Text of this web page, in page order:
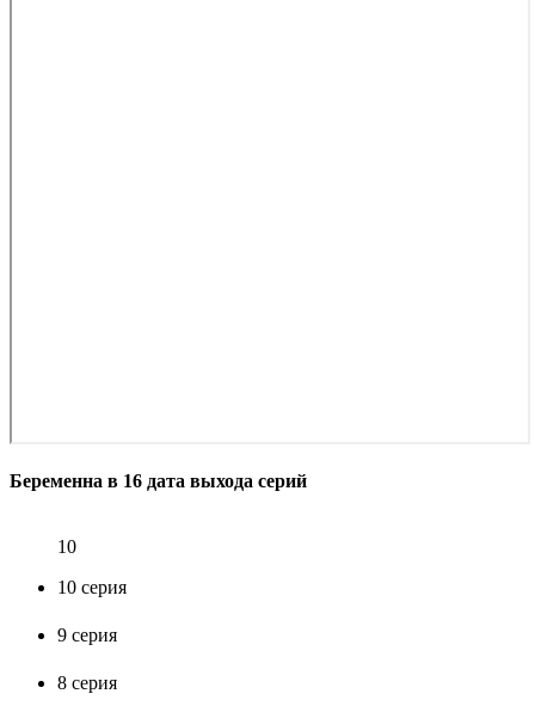
Беременна в 16 дата выхода серий
10
10 серия
9 серия
8 серия